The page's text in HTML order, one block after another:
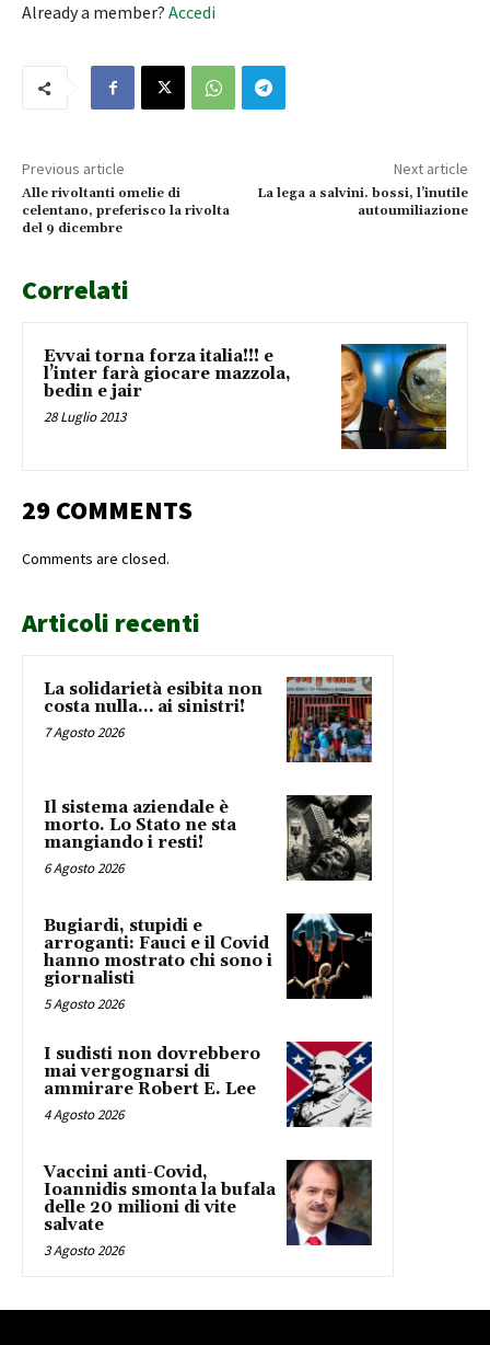
Already a member? Accedi
Previous article
Alle rivoltanti omelie di
celentano, preferisco la rivolta
del 9 dicembre
Next article
La lega a salvini. bossi, l’inutile
autoumiliazione
Correlati
Evvai torna forza italia!!! e
l’inter farà giocare mazzola,
bedin e jair
28 Luglio 2013
29 COMMENTS
Comments are closed.
Articoli recenti
La solidarietà esibita non
costa nulla… ai sinistri!
7 Agosto 2026
Il sistema aziendale è
morto. Lo Stato ne sta
mangiando i resti!
6 Agosto 2026
Bugiardi, stupidi e
arroganti: Fauci e il Covid
hanno mostrato chi sono i
giornalisti
5 Agosto 2026
I sudisti non dovrebbero
mai vergognarsi di
ammirare Robert E. Lee
4 Agosto 2026
Vaccini anti-Covid,
Ioannidis smonta la bufala
delle 20 milioni di vite
salvate
3 Agosto 2026